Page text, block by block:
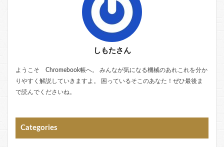
しもたさん
ようこそ Chromebook帳へ。 みんなが気になる機械のあれこれを分か
りやすく解説していきますよ。 困っているそこのあなた！ぜひ最後ま
で読んでくださいね。
Categories